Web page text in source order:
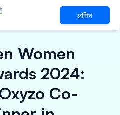
लॉगिन
Women
2024:
Co-